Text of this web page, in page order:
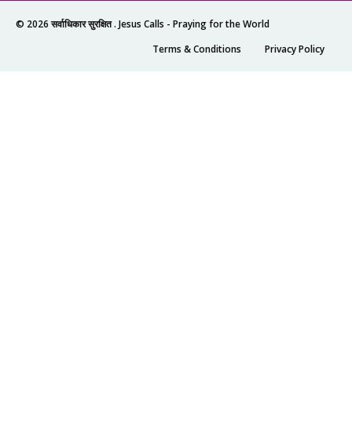
© 2026 सर्वाधिकार सुरक्षित . Jesus Calls - Praying for the World
Terms & Conditions
Privacy Policy